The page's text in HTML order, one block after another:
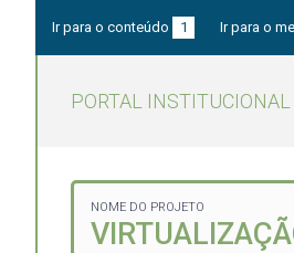
Ir para o conteúdo 1 Ir para o
PORTAL INSTITUCIONAL
NOME DO PROJETO